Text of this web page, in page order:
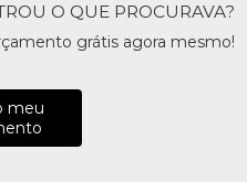
O QUE PROCURAVA?
grátis agora mesmo!
meu